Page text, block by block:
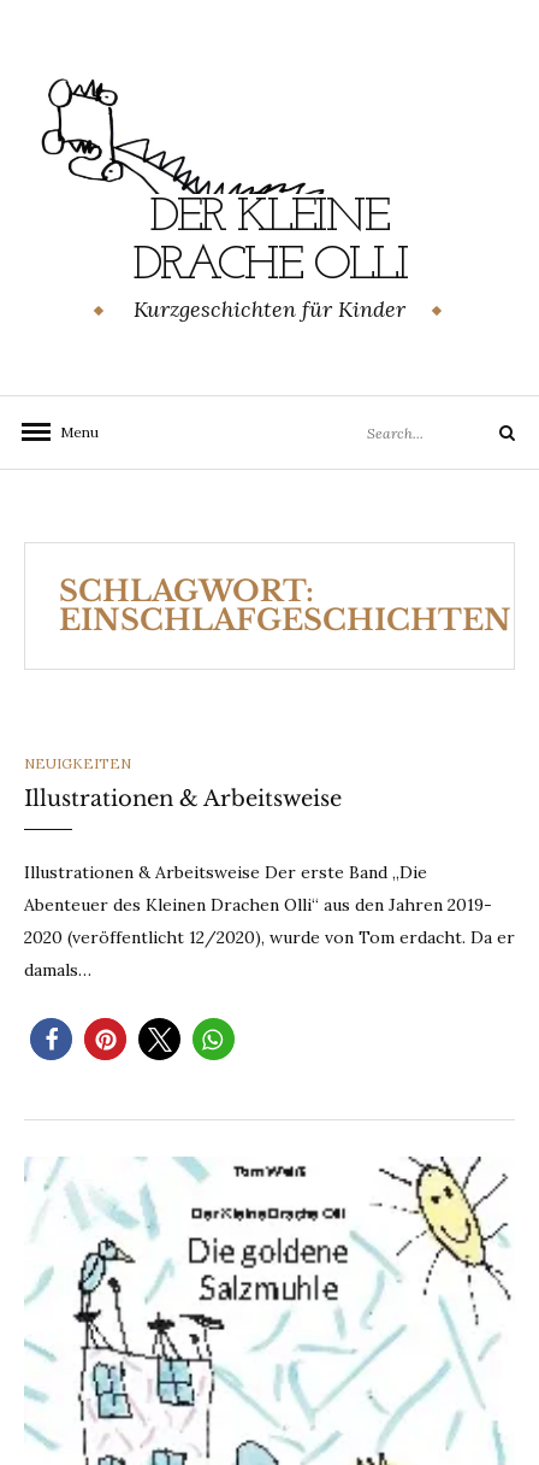
content
DER KLEINE
DRACHE OLLI
Kurzgeschichten für Kinder
Menu
for:
Search
SCHLAGWORT:
EINSCHLAFGESCHICHTEN
CATEGORIES
NEUIGKEITEN
Illustrationen & Arbeitsweise
Illustrationen & Arbeitsweise Der erste Band „Die
Abenteuer des Kleinen Drachen Olli“ aus den Jahren 2019-
2020 (veröffentlicht 12/2020), wurde von Tom erdacht. Da er
damals…